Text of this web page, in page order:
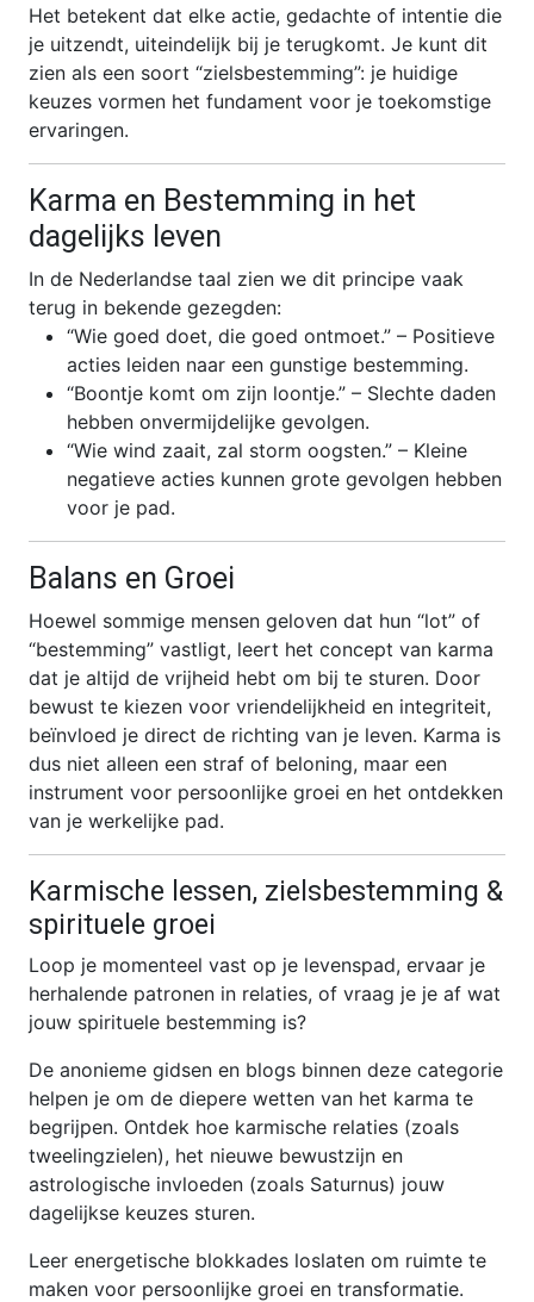
Het betekent dat elke actie, gedachte of intentie die
je uitzendt, uiteindelijk bij je terugkomt. Je kunt dit
zien als een soort “zielsbestemming”: je huidige
keuzes vormen het fundament voor je toekomstige
ervaringen.
Karma en Bestemming in het
dagelijks leven
In de Nederlandse taal zien we dit principe vaak
terug in bekende gezegden:
“Wie goed doet, die goed ontmoet.” – Positieve
acties leiden naar een gunstige bestemming.
“Boontje komt om zijn loontje.” – Slechte daden
hebben onvermijdelijke gevolgen.
“Wie wind zaait, zal storm oogsten.” – Kleine
negatieve acties kunnen grote gevolgen hebben
voor je pad.
Balans en Groei
Hoewel sommige mensen geloven dat hun “lot” of
“bestemming” vastligt, leert het concept van karma
dat je altijd de vrijheid hebt om bij te sturen. Door
bewust te kiezen voor vriendelijkheid en integriteit,
beïnvloed je direct de richting van je leven. Karma is
dus niet alleen een straf of beloning, maar een
instrument voor persoonlijke groei en het ontdekken
van je werkelijke pad.
Karmische lessen, zielsbestemming &
spirituele groei
Loop je momenteel vast op je levenspad, ervaar je
herhalende patronen in relaties, of vraag je je af wat
jouw spirituele bestemming is?
De anonieme gidsen en blogs binnen deze categorie
helpen je om de diepere wetten van het karma te
begrijpen. Ontdek hoe karmische relaties (zoals
tweelingzielen), het nieuwe bewustzijn en
astrologische invloeden (zoals Saturnus) jouw
dagelijkse keuzes sturen.
Leer energetische blokkades loslaten om ruimte te
maken voor persoonlijke groei en transformatie.